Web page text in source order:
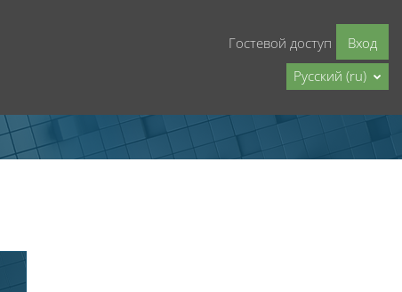
Гостевой доступ
Вход
Русский ‎(ru)‎